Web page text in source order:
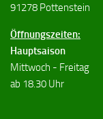
91278 Pottenstein
Öffnungszeiten:
Hauptsaison
Mittwoch - Freitag
ab 18.30 Uhr